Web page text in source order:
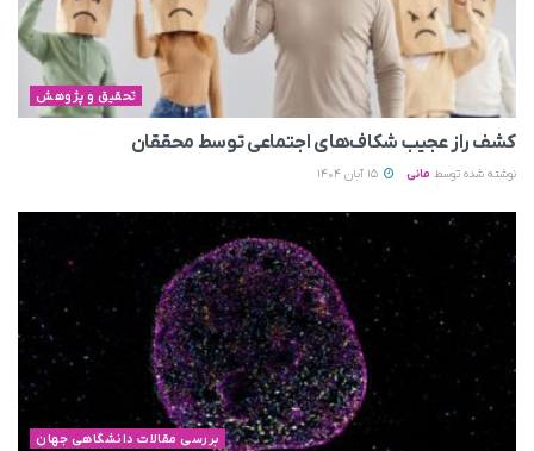
تحقیق و پژوهش
کشف راز عجیب شکاف‌های اجتماعی توسط محققان
نوشته شده توسط مانی
بررسی مقالات دانشگاهی جهان